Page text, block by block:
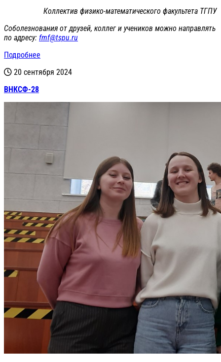
Коллектив физико-математического факультета ТГПУ
Соболезнования от друзей, коллег и учеников можно направлять
по адресу: fmf@tspu.ru
Подробнее
20 сентября 2024
ВНКСФ-28